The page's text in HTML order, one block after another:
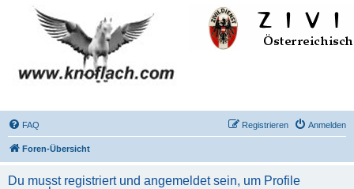
FAQ Anmelden
Registrieren
Foren-Übersicht
Du musst registriert und angemeldet sein, um Profile